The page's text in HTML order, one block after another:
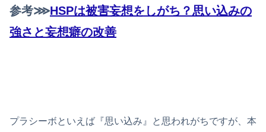
参考⋙HSPは被害妄想をしがち？思い込みの
強さと妄想癖の改善
プラシーボといえば『思い込み』と思われがちですが、本